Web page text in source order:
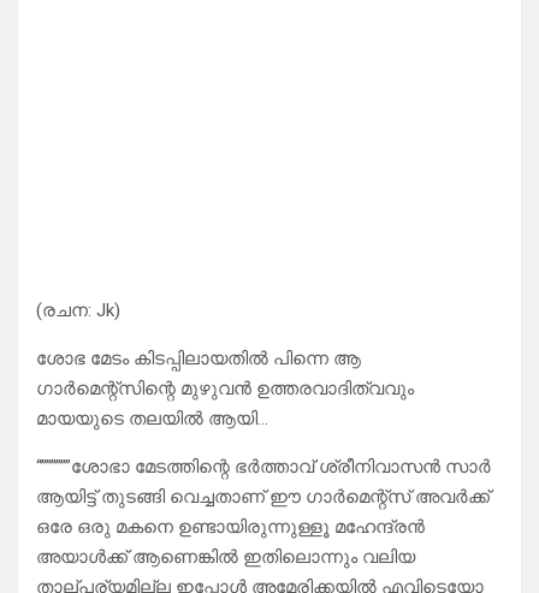
(രചന: Jk)
ശോഭ മേടം കിടപ്പിലായതിൽ പിന്നെ ആ
ഗാർമെന്റ്സിന്റെ മുഴുവൻ ഉത്തരവാദിത്വവും
മായയുടെ തലയിൽ ആയി…
“””””””ശോഭാ മേടത്തിന്റെ ഭർത്താവ് ശ്രീനിവാസൻ സാർ
ആയിട്ട് തുടങ്ങി വെച്ചതാണ് ഈ ഗാർമെന്റ്സ് അവർക്ക്
ഒരേ ഒരു മകനെ ഉണ്ടായിരുന്നുള്ളൂ മഹേന്ദ്രൻ
അയാൾക്ക് ആണെങ്കിൽ ഇതിലൊന്നും വലിയ
താല്പര്യമില്ല ഇപ്പോൾ അമേരിക്കയിൽ എവിടെയോ